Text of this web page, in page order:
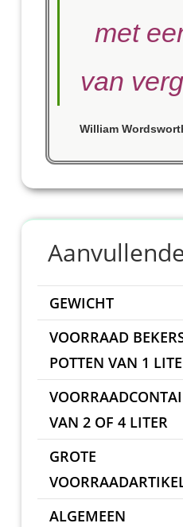
met
van
William
GEWICHT
VOORRAAD
POTTEN VAN 1
VAN 2 OF 4 LITER
GROTE
ALGEMEEN